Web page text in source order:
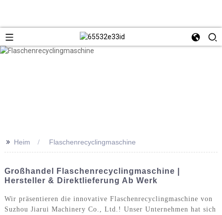
>> Heim Flaschenrecyclingmaschine
Großhandel Flaschenrecyclingmaschine |
Hersteller & Direktlieferung Ab Werk
Wir präsentieren die innovative Flaschenrecyclingmaschine von
Suzhou Jiarui Machinery Co., Ltd.! Unser Unternehmen hat sich